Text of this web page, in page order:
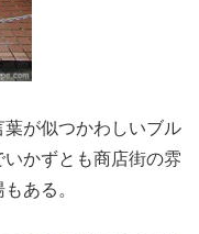
が似つかわしいブル
かずとも商店街の雰
ある。